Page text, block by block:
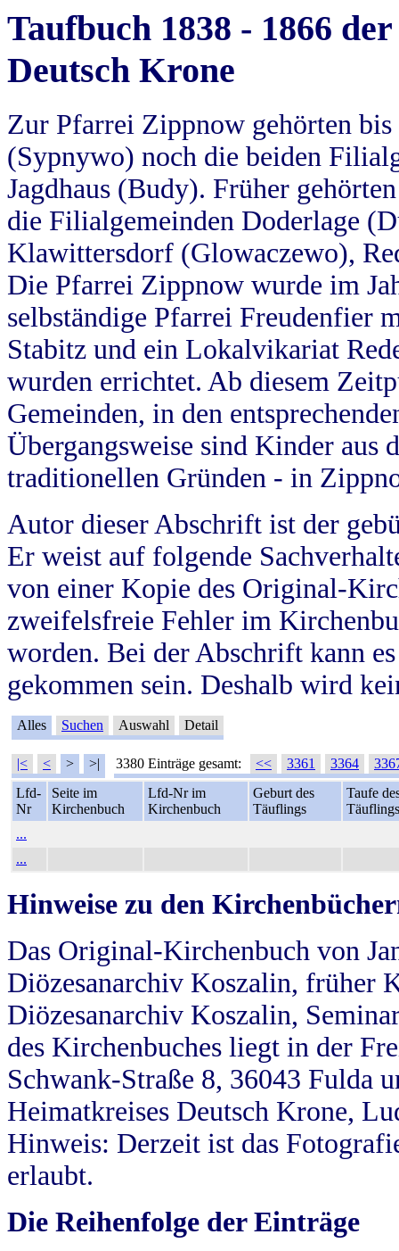
Taufbuch 1838 - 1866
Deutsch Krone
Zur Pfarrei Zippnow gehörten
(Sypnywo) noch die beiden
Jagdhaus (Budy). Früher
die Filialgemeinden Doderlage
Klawittersdorf (Glowaczewo),
Die Pfarrei Zippnow wurde im
selbständige Pfarrei Freudenfier
Stabitz und ein Lokalvikariat
wurden errichtet. Ab diesem
Gemeinden, in den
Übergangsweise sind Kinder aus
traditionellen Gründen - in
Autor dieser Abschrift ist der
Er weist auf folgende
von einer Kopie des Original-
zweifelsfreie Fehler im
worden. Bei der Abschrift kann
gekommen sein. Deshalb wird
Alles Suchen Auswahl Detail
|< < > >| 3380 Einträge gesamt: << 3361 3364
Lfd-
Nr
Seite im
Kirchenbuch
Lfd-Nr im
Kirchenbuch
Geburt des
Täuflings
Taufe
Täuflings
...
...
Hinweise zu den
Das Original-Kirchenbuch von
Diözesanarchiv Koszalin, früher
Diözesanarchiv Koszalin,
des Kirchenbuches liegt in der
Schwank-Straße 8, 36043 Fulda
Heimatkreises Deutsch Krone,
Hinweis: Derzeit ist das
erlaubt.
Die Reihenfolge der Einträge